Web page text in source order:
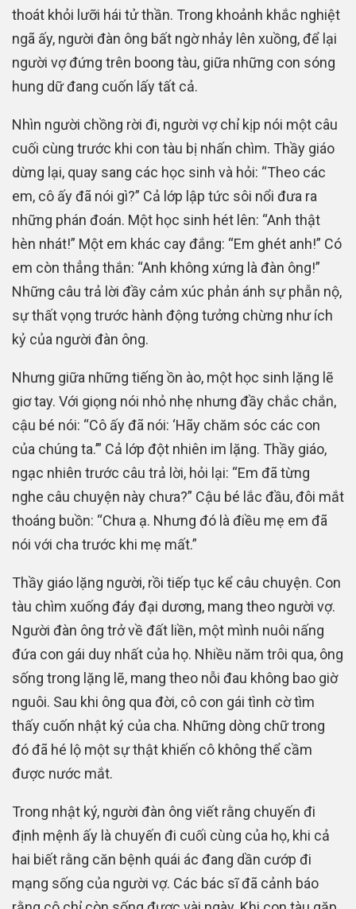
thoát khỏi lưỡi hái tử thần. Trong khoảnh khắc nghiệt
ngã ấy, người đàn ông bất ngờ nhảy lên xuồng, để lại
người vợ đứng trên boong tàu, giữa những con sóng
hung dữ đang cuốn lấy tất cả.
Nhìn người chồng rời đi, người vợ chỉ kịp nói một câu
cuối cùng trước khi con tàu bị nhấn chìm. Thầy giáo
dừng lại, quay sang các học sinh và hỏi: “Theo các
em, cô ấy đã nói gì?” Cả lớp lập tức sôi nổi đưa ra
những phán đoán. Một học sinh hét lên: “Anh thật
hèn nhát!” Một em khác cay đắng: “Em ghét anh!” Có
em còn thẳng thắn: “Anh không xứng là đàn ông!”
Những câu trả lời đầy cảm xúc phản ánh sự phẫn nộ,
sự thất vọng trước hành động tưởng chừng như ích
kỷ của người đàn ông.
Nhưng giữa những tiếng ồn ào, một học sinh lặng lẽ
giơ tay. Với giọng nói nhỏ nhẹ nhưng đầy chắc chắn,
cậu bé nói: “Cô ấy đã nói: ‘Hãy chăm sóc các con
của chúng ta.’” Cả lớp đột nhiên im lặng. Thầy giáo,
ngạc nhiên trước câu trả lời, hỏi lại: “Em đã từng
nghe câu chuyện này chưa?” Cậu bé lắc đầu, đôi mắt
thoáng buồn: “Chưa ạ. Nhưng đó là điều mẹ em đã
nói với cha trước khi mẹ mất.”
Thầy giáo lặng người, rồi tiếp tục kể câu chuyện. Con
tàu chìm xuống đáy đại dương, mang theo người vợ.
Người đàn ông trở về đất liền, một mình nuôi nấng
đứa con gái duy nhất của họ. Nhiều năm trôi qua, ông
sống trong lặng lẽ, mang theo nỗi đau không bao giờ
nguôi. Sau khi ông qua đời, cô con gái tình cờ tìm
thấy cuốn nhật ký của cha. Những dòng chữ trong
đó đã hé lộ một sự thật khiến cô không thể cầm
được nước mắt.
Trong nhật ký, người đàn ông viết rằng chuyến đi
định mệnh ấy là chuyến đi cuối cùng của họ, khi cả
hai biết rằng căn bệnh quái ác đang dần cướp đi
mạng sống của người vợ. Các bác sĩ đã cảnh báo